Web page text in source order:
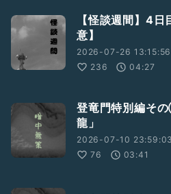
【怪談週間】4
意】
2026-07-26 13:15:56
236
04:27
登竜門特別編そ
龍」
2026-07-10 23:59:03
76
03:41